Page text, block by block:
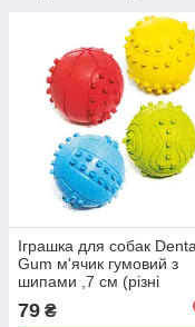
Іграшка для собак
Gum м'ячик гумовий з
шипами ,7 см (різні
79 ₴